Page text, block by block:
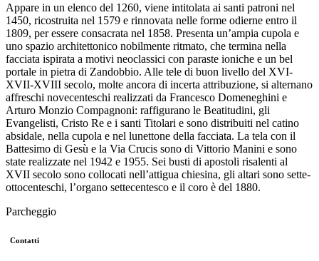
Appare in un elenco del 1260, viene intitolata ai santi patroni nel
1450, ricostruita nel 1579 e rinnovata nelle forme odierne entro il
1809, per essere consacrata nel 1858. Presenta un’ampia cupola e
uno spazio architettonico nobilmente ritmato, che termina nella
facciata ispirata a motivi neoclassici con paraste ioniche e un bel
portale in pietra di Zandobbio. Alle tele di buon livello del XVI-
XVII-XVIII secolo, molte ancora di incerta attribuzione, si alternano
affreschi novecenteschi realizzati da Francesco Domeneghini e
Arturo Monzio Compagnoni: raffigurano le Beatitudini, gli
Evangelisti, Cristo Re e i santi Titolari e sono distribuiti nel catino
absidale, nella cupola e nel lunettone della facciata. La tela con il
Battesimo di Gesù e la Via Crucis sono di Vittorio Manini e sono
state realizzate nel 1942 e 1955. Sei busti di apostoli risalenti al
XVII secolo sono collocati nell’attigua chiesina, gli altari sono sette-
ottocenteschi, l’organo settecentesco e il coro è del 1880.
Parcheggio
Contatti